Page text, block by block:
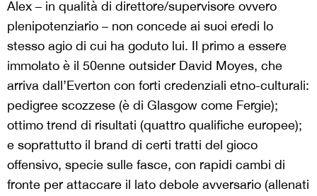
Alex – in qualità di direttore/supervisore ovvero
plenipotenziario – non concede ai suoi eredi lo
stesso agio di cui ha goduto lui. Il primo a essere
immolato è il 50enne outsider David Moyes, che
arriva dall’Everton con forti credenziali etno-culturali:
pedigree scozzese (è di Glasgow come Fergie);
ottimo trend di risultati (quattro qualifiche europee);
e soprattutto il brand di certi tratti del gioco
offensivo, specie sulle fasce, con rapidi cambi di
fronte per attaccare il lato debole avversario (allenati